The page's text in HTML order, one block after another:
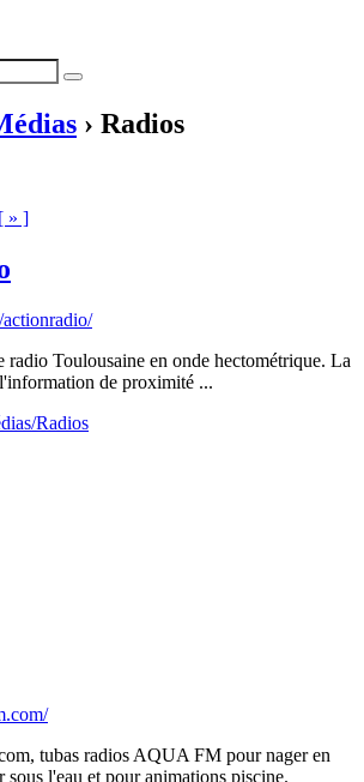
› Radios
[ » ]
radio Toulousaine en onde hectométrique. La
de proximité ...
Radios
tubas radios AQUA FM pour nager en
sous l'eau et pour animations piscine.